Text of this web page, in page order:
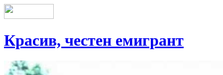
Красив, честен емигрант